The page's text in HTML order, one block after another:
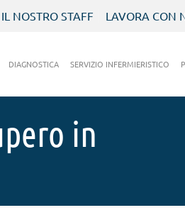
IL NOSTRO STAFF LAVORA CON
DIAGNOSTICA SERVIZIO INFERMIERISTICO
in